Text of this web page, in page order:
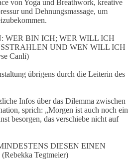
von Yoga und Breathwork, kreative
und Dehnungsmassage, um
WER BIN ICH; WER WILL ICH
UND WEN WILL ICH
Canli)
übrigens durch die Leiterin des
Infos über das Dilemma zwischen
sprich: „Morgen ist auch noch ein
besorgen, das verschiebe nicht auf
DIESEN EINEN
Tegtmeier)